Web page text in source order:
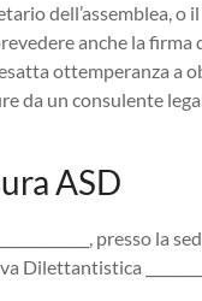
dell’assemblea, o
anche la firma
ottemperanza a
da un consulente
ASD​
presso la